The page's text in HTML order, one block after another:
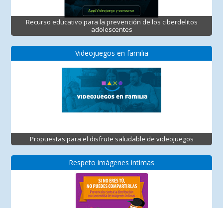
Recurso educativo para la prevención de los ciberdelitos
adolescentes
Videojuegos en familia
Propuestas para el disfrute saludable de videojuegos
Respeto imágenes íntimas